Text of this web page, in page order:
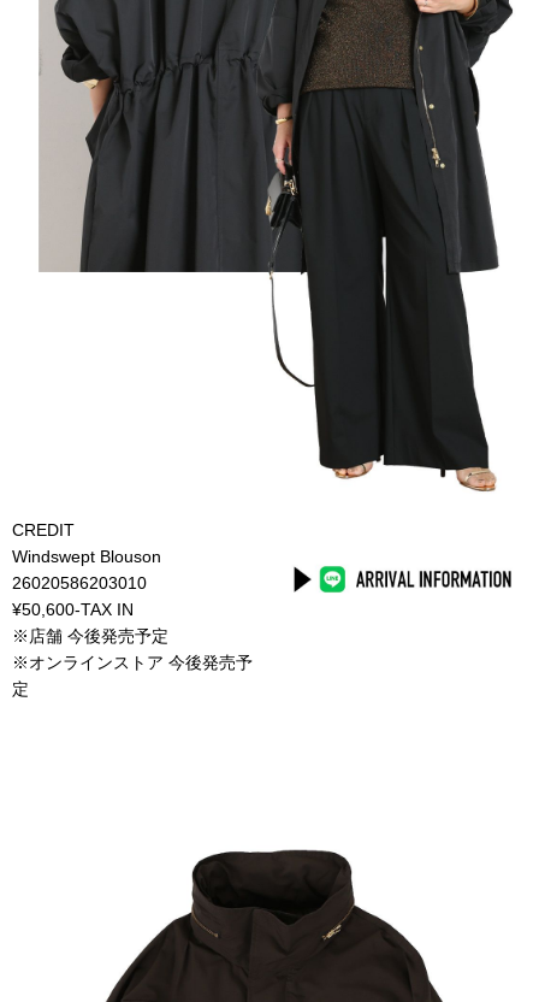
CREDIT
Windswept Blouson
26020586203010
¥50,600-TAX IN
※店舗 今後発売予定
※オンラインストア 今後発売予
定